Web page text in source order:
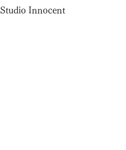
Studio Innocent